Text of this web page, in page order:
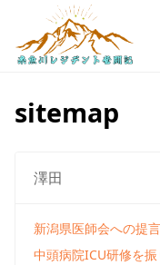
sitemap
澤田
新潟県医師会への提
中頭病院ICU研修を